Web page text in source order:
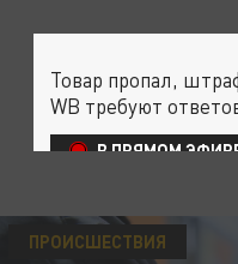
ПРОИСШЕСТВИЯ
Товар пропал,
WB требуют
В ПРЯМОМ